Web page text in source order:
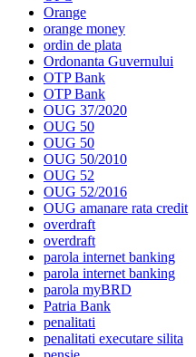
Orange
orange money
ordin de plata
Ordonanta Guvernului
OTP Bank
OTP Bank
OUG 37/2020
OUG 50
OUG 50
OUG 50/2010
OUG 52
OUG 52/2016
OUG amanare rata credit
overdraft
overdraft
parola internet banking
parola internet banking
parola myBRD
Patria Bank
penalitati
penalitati executare silita